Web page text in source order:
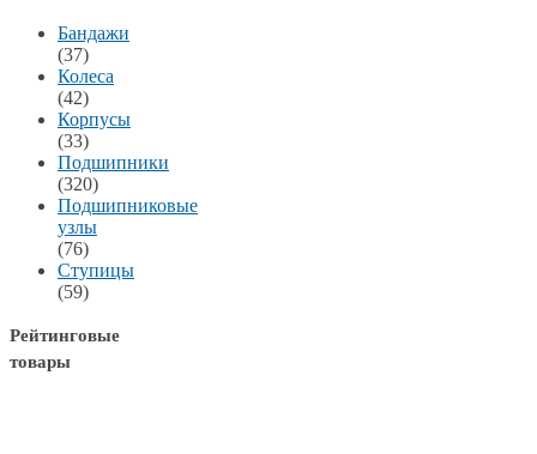
Бандажи
(37)
Колеса
(42)
Корпусы
(33)
Подшипники
(320)
Подшипниковые
узлы
(76)
Ступицы
(59)
Рейтинговые
товары